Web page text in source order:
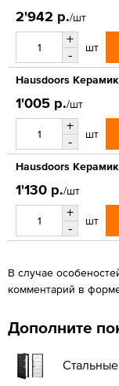
2'942 р./шт
+
-
шт
Hausdoors
1'005 р./шт
+
-
шт
Hausdoors
1'130 р./шт
+
-
шт
В случае
комментарий в
Дополните